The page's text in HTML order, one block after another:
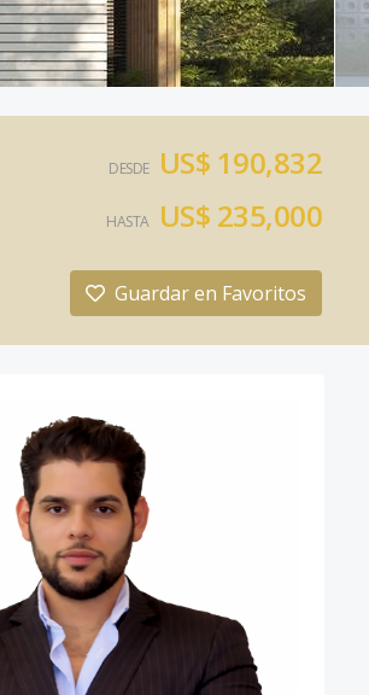
DESDE US$ 190,832
HASTA US$ 235,000
Guardar en Favoritos